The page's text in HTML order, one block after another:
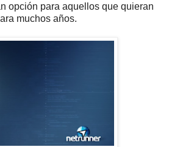
opción para aquellos que quieran
muchos años.